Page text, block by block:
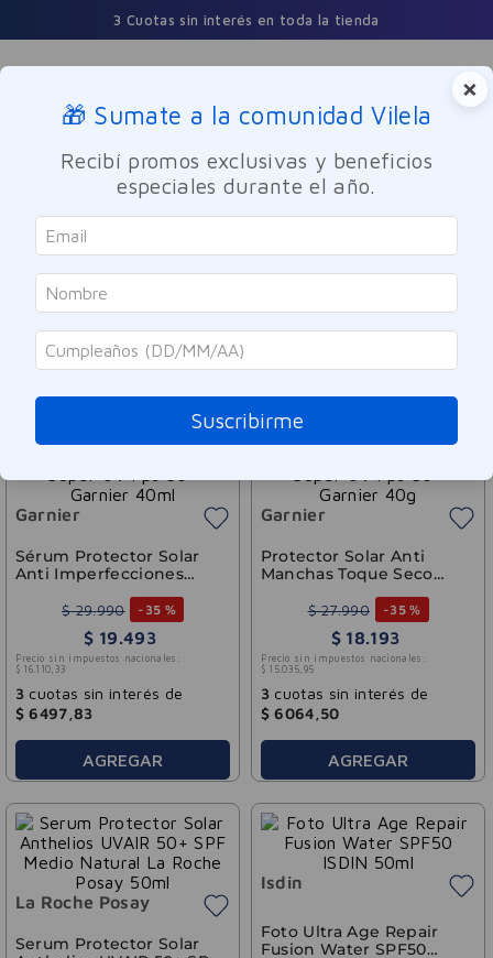
3 Cuotas sin interés en toda la tienda
Buscar
Garnier
Sérum Protector Solar
Anti Imperfecciones
Garnier 40ml
$ 29.990 - 35 %
$ 19.493
Precio sin impuestos nacionales:
$ 16.110, 33
3 cuotas sin interés de
$ 6497,83
AGREGAR
Garnier
Protector Solar Anti
Manchas Toque Seco
Garnier 40g
$ 27.990 -35 %
$ 18.193
Precio sin impuestos nacionales:
$ 15.035, 95
3 cuotas sin interés de
$ 6064,50
AGREGAR
La Roche Posay
Serum Protector Solar
Isdin
Foto Ultra Age Repair
Fusion Water SPF50
×
🎁 Sumate a la comunidad Vilela
Recibí promos exclusivas y beneficios
especiales durante el año.
Suscribirme